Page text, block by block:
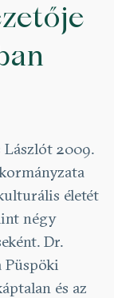
2009.
életét
négy
Dr.
Püspöki
és az